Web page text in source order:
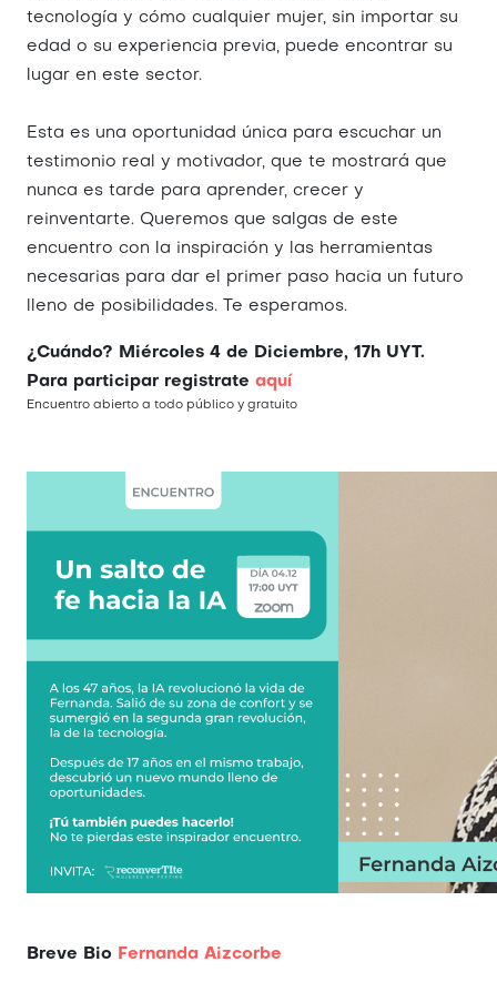
tecnología y cómo cualquier mujer, sin importar su
edad o su experiencia previa, puede encontrar su
lugar en este sector.
Esta es una oportunidad única para escuchar un
testimonio real y motivador, que te mostrará que
nunca es tarde para aprender, crecer y
reinventarte. Queremos que salgas de este
encuentro con la inspiración y las herramientas
necesarias para dar el primer paso hacia un futuro
lleno de posibilidades. Te esperamos.
¿Cuándo? Miércoles 4 de Diciembre, 17h UYT.
Para participar registrate aquí
Encuentro abierto a todo público y gratuito
Breve Bio Fernanda Aizcorbe